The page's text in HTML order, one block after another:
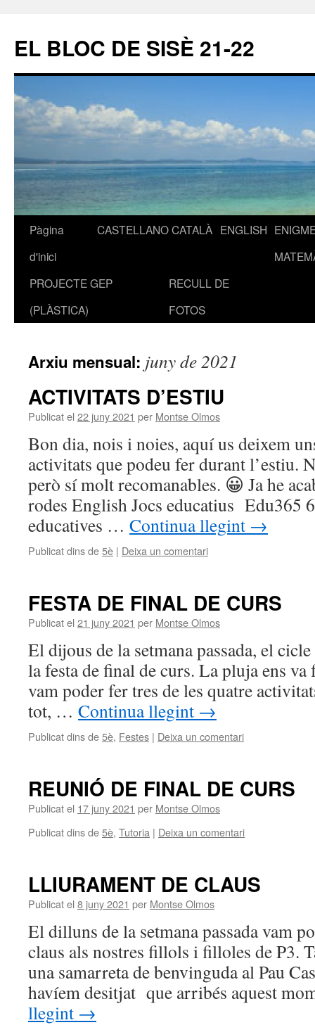
EL BLOC DE SISÈ 21-22
Vés
contingut
Pàgina
d'inici
CASTELLANOCATALÀ ENGLISH
PROJECTE GEP
(PLÀSTICA)
RECULL DE
FOTOS
Arxiu mensual: juny de 2021
ACTIVITATS D’ESTIU
Publicat el 22 juny 2021 per Montse Olmos
Bon dia, nois i noies, aquí us deixem
activitats que podeu fer durant l’estiu.
però sí molt recomanables. 😀 Ja he
rodes English Jocs educatius Edu365
educatives … Continua llegint →
Publicat dins de5è | Deixa un comentari
FESTA DE FINAL DE CURS
Publicat el 21 juny 2021 per Montse Olmos
El dijous de la setmana passada, el
la festa de final de curs. La pluja ens
vam poder fer tres de les quatre
tot, … Continua llegint →
Publicat dins de5è, Festes | Deixa un comentari
REUNIÓ DE FINAL DE CURS
Publicat el 17 juny 2021 per Montse Olmos
Publicat dins de5è, Tutoria | Deixa un comentari
LLIURAMENT DE CLAUS
Publicat el 8 juny 2021 per Montse Olmos
El dilluns de la setmana passada vam
claus als nostres fillols i filloles de P3.
una samarreta de benvinguda al Pau
havíem desitjat que arribés aquest
llegint →